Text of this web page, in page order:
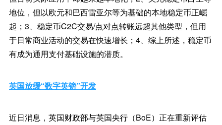
地位，但以欧元和巴西雷亚尔等为基础的本地稳定币正崛
起；3、稳定币C2C交易/点对点转账远超其他类型，但用
于日常商业活动的交易在快速增长；4、综上所述，稳定币
有成为通用支付基础设施的潜质。
英国放缓“数字英镑”开发
近日消息，英国财政部与英国央行（BoE）正在重新评估